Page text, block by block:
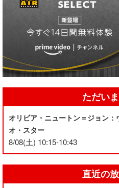
ただい
オリビア・ニュートン＝ジョン
オ・スター
8/08(土) 10:15-10:43
直近の